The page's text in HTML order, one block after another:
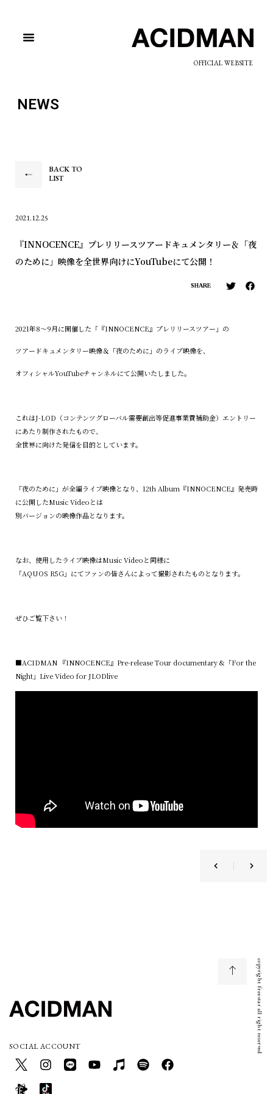
OFFICIAL WEBSITE
NEWS
BACK TO
LIST
2021.12.25
『INNOCENCE』プレリリースツアードキュメンタリー＆「夜
のために」映像を全世界向けにYouTubeにて公開！
SHARE
2021年8〜9月に開催した「『INNOCENCE』プレリリースツアー」の
ツアードキュメンタリー映像＆「夜のために」のライブ映像を、
オフィシャルYouTubeチャンネルにて公開いたしました。
これはJ-LOD（コンテンツグローバル需要創出等促進事業費補助金）エントリー
にあたり制作されたもので、
全世界に向けた発信を目的としています。
「夜のために」が全編ライブ映像となり、12th Album『INNOCENCE』発売時
に公開したMusic Videoとは
別バージョンの映像作品となります。
なお、使用したライブ映像はMusic Videoと同様に
「AQUOS R5G」にてファンの皆さんによって撮影されたものとなります。
ぜひご覧下さい！
■ACIDMAN 『INNOCENCE』Pre-release Tour documentary &「For the
Night」Live Video for JLODlive
SOCIAL ACCOUNT copyright freestar all right reserved